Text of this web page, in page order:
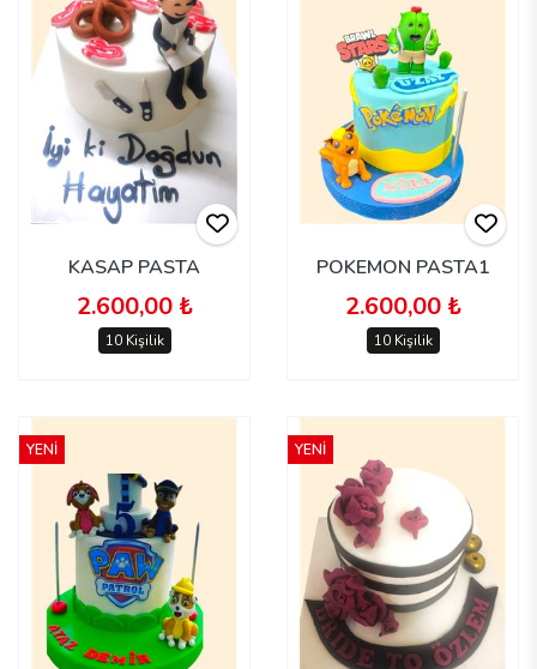
KASAP PASTA
2.600,00 ₺
10 Kişilik
POKEMON PASTA1
2.600,00 ₺
10 Kişilik
YENİ YENİ